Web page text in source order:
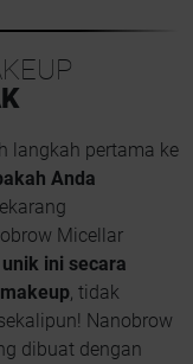
langkah pertama ke
Anda
Micellar
ini secara
, tidak
Nanobrow
dibuat dengan